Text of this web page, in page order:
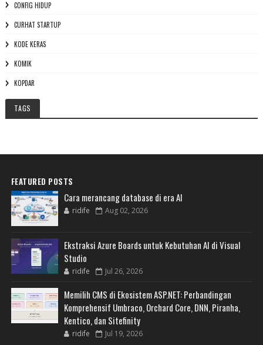
CONFIG HIDUP
CURHAT STARTUP
KODE KERAS
KOMIK
KOPDAR
TAGS
FEATURED POSTS
Cara merancang database di era AI
ridife Aug 02, 2026
Ekstraksi Azure Boards untuk Kebutuhan AI di Visual
Studio
ridife Jul 26, 2026
Memilih CMS di Ekosistem ASP.NET: Perbandingan
Komprehensif Umbraco, Orchard Core, DNN, Piranha,
Kentico, dan Sitefinity
ridife Jul 19, 2026